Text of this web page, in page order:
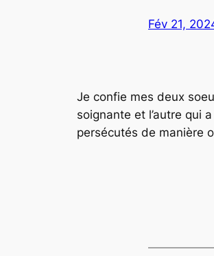
Fév 21,
Je confie mes deux
soignante et l’autre qui
persécutés de manière